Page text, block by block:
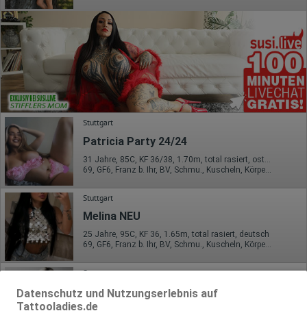
Datenschutz und Nutzungserlebnis auf
Tattooladies.de
Stuttgart
Patricia Party 24/24
31 Jahre, 85C, KF 36/38, 1.70m, total rasiert, osteuropäisch
69, GF6, Franz b. Ihr, BV, Schmu., Kuscheln, Körperküs., KBp
Stuttgart
Melina NEU
25 Jahre, 95C, KF 36, 1.65m, total rasiert, deutsch
69, GF6, Franz b. Ihr, BV, Schmu., Kuscheln, Körperküs., DSa
Stuttgart
Kim Party 24/24